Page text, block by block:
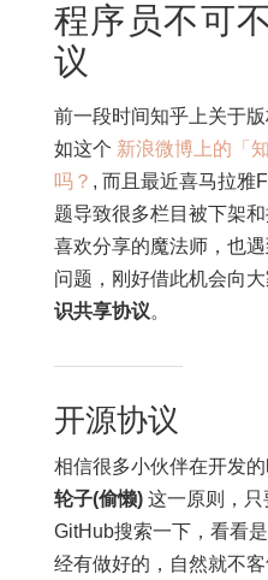
程序员不可
议
前一段时间知乎上关于
如这个 新浪微博上的「
吗？ , 而且最近喜马拉雅
题导致很多栏目被下架
喜欢分享的魔法师，也
问题，刚好借此机会向
识共享协议。
开源协议
相信很多小伙伴在开发
轮子(偷懒)这一原则，只
GitHub搜索一下，看看
经有做好的，自然就不